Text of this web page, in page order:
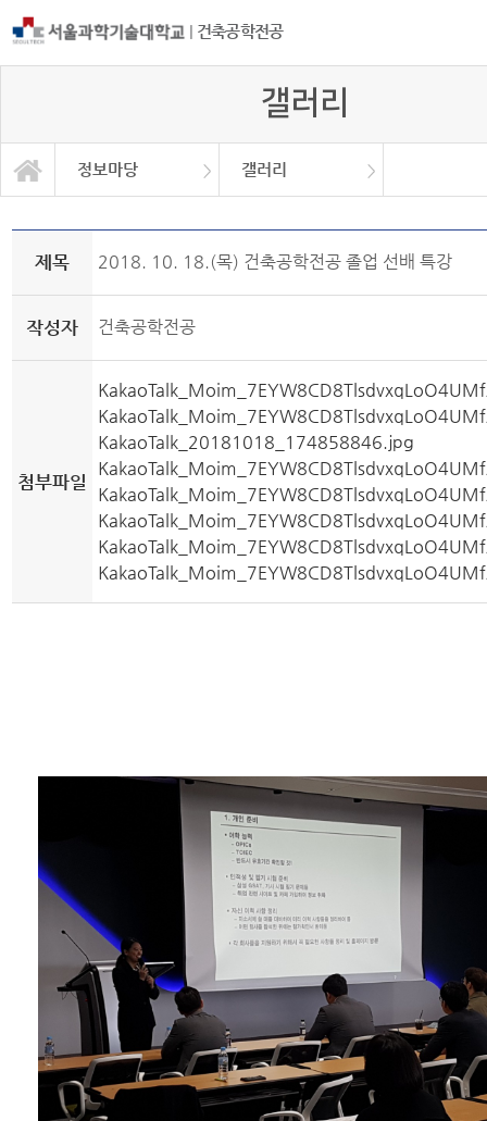
| 건축공학전공
갤러리
정보마당 갤러리
학과소개
교과과정
대학/대학원
정보마당
공학교육인증
졸업작품발표 및 연구실소개
취업/각종대회/유학
장학금
기타 안내
동문회
갤러리
건축공학산학협의회
학생동아리
제목 2018. 10. 18.(목) 건축공학전공 졸업 선배 특강
작성자 건축공학전공
첨부파일
KakaoTalk_20181018_174858846.jpg